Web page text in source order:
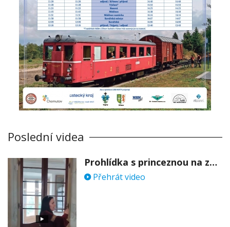
Poslední videa
Prohlídka s princeznou na zámku Stekník
Přehrát video